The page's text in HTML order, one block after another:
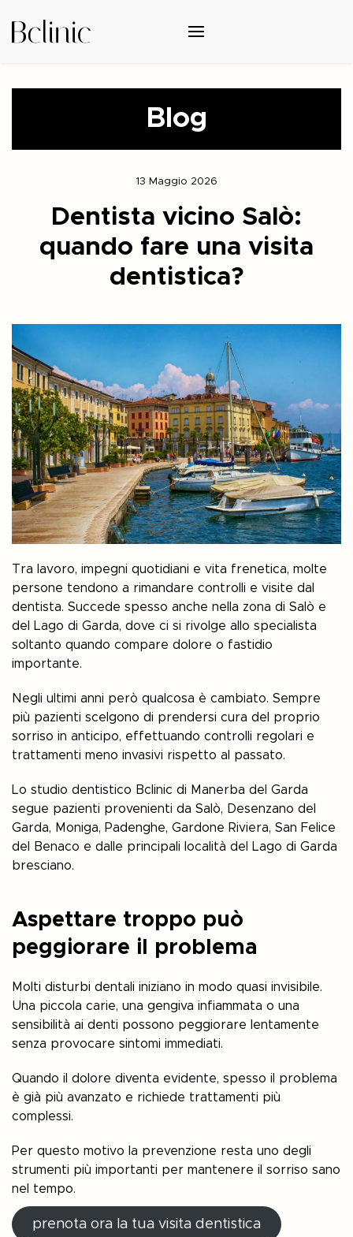
Blog
13 Maggio 2026
Dentista vicino Salò:
quando fare una visita
dentistica?
Tra lavoro, impegni quotidiani e vita frenetica, molte
persone tendono a rimandare controlli e visite dal
dentista. Succede spesso anche nella zona di Salò e
del Lago di Garda, dove ci si rivolge allo specialista
soltanto quando compare dolore o fastidio
importante.
Negli ultimi anni però qualcosa è cambiato. Sempre
più pazienti scelgono di prendersi cura del proprio
sorriso in anticipo, effettuando controlli regolari e
trattamenti meno invasivi rispetto al passato.
Lo studio dentistico Bclinic di Manerba del Garda
segue pazienti provenienti da Salò, Desenzano del
Garda, Moniga, Padenghe, Gardone Riviera, San Felice
del Benaco e dalle principali località del Lago di Garda
bresciano.
Aspettare troppo può
peggiorare il problema
Molti disturbi dentali iniziano in modo quasi invisibile.
Una piccola carie, una gengiva infiammata o una
sensibilità ai denti possono peggiorare lentamente
senza provocare sintomi immediati.
Quando il dolore diventa evidente, spesso il problema
è già più avanzato e richiede trattamenti più
complessi.
Per questo motivo la prevenzione resta uno degli
strumenti più importanti per mantenere il sorriso sano
nel tempo.
prenota ora la tua visita dentistica